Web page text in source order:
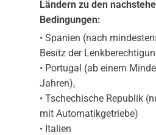
Ländern zu den
Bedingungen:
• Spanien (nach
Besitz der
• Portugal (ab einem
Jahren),
• Tschechische Republik
mit Automatikgetriebe)
• Italien